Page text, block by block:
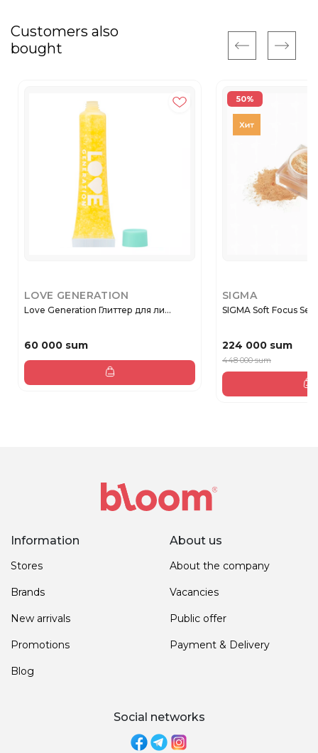
Customers also
bought
LOVE GENERATION
Love Generation Глиттер для ли...
60 000 sum
50%
SIGMA
SIGMA Soft Focus
224 000 sum
448 000 sum
Information
Stores
Brands
New arrivals
Promotions
Blog
About us
About the company
Vacancies
Public offer
Payment & Delivery
Social networks